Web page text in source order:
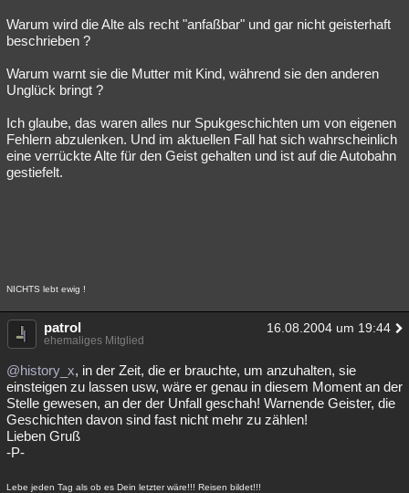
Warum wird die Alte als recht "anfaßbar" und gar nicht geisterhaft
beschrieben ?
Warum warnt sie die Mutter mit Kind, während sie den anderen
Unglück bringt ?
Ich glaube, das waren alles nur Spukgeschichten um von eigenen
Fehlern abzulenken. Und im aktuellen Fall hat sich wahrscheinlich
eine verrückte Alte für den Geist gehalten und ist auf die Autobahn
gestiefelt.
NICHTS lebt ewig !
patrol 16.08.2004 um 19:44
ehemaliges Mitglied
@history_x, in der Zeit, die er brauchte, um anzuhalten, sie
einsteigen zu lassen usw, wäre er genau in diesem Moment an der
Stelle gewesen, an der der Unfall geschah! Warnende Geister, die
Geschichten davon sind fast nicht mehr zu zählen!
Lieben Gruß
-P-
Lebe jeden Tag als ob es Dein letzter wäre!!! Reisen bildet!!!